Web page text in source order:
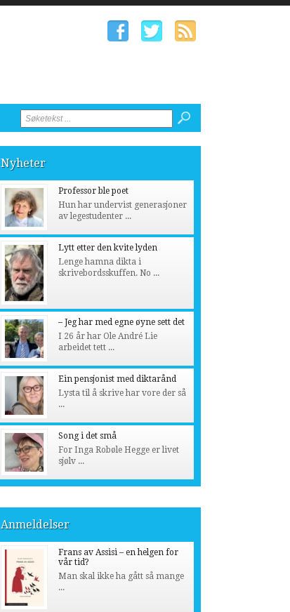
Nyheter
Professor ble poet
Hun har undervist generasjoner
av legestudenter ...
Lytt etter den kvite lyden
Lenge hamna dikta i
skrivebordsskuffen. No ...
– Jeg har med egne øyne sett det
I 26 år har Ole André Lie
arbeidet tett ...
Ein pensjonist med diktarånd
Lysta til å skrive har vore der så
...
Song i det små
For Inga Robøle Hegge er livet
sjølv ...
Anmeldelser
Frans av Assisi – en helgen for
vår tid?
Man skal ikke ha gått så mange
...